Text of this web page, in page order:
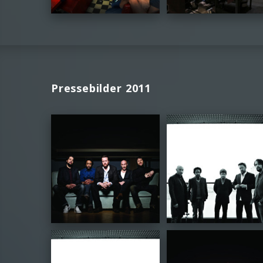
Pressebilder 2011